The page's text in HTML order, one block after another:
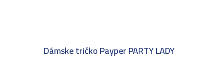
Dámske tričko Payper PARTY LADY